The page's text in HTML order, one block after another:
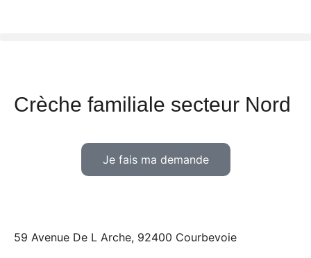
Crèche familiale secteur Nord
Je fais ma demande
59 Avenue De L Arche, 92400 Courbevoie